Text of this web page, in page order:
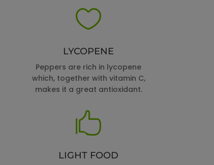

LYCOPENE
Peppers are rich in lycopene
which, together with vitamin C,
makes it a great antioxidant.

LIGHT FOOD